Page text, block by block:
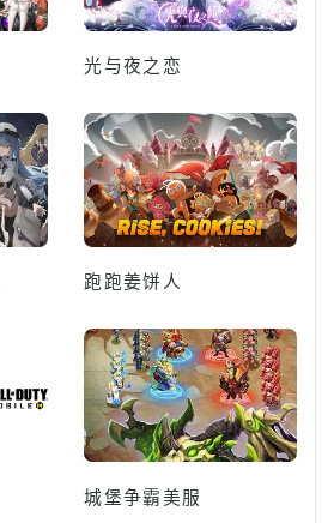
光与夜之恋
跑跑姜饼人
城堡争霸美服